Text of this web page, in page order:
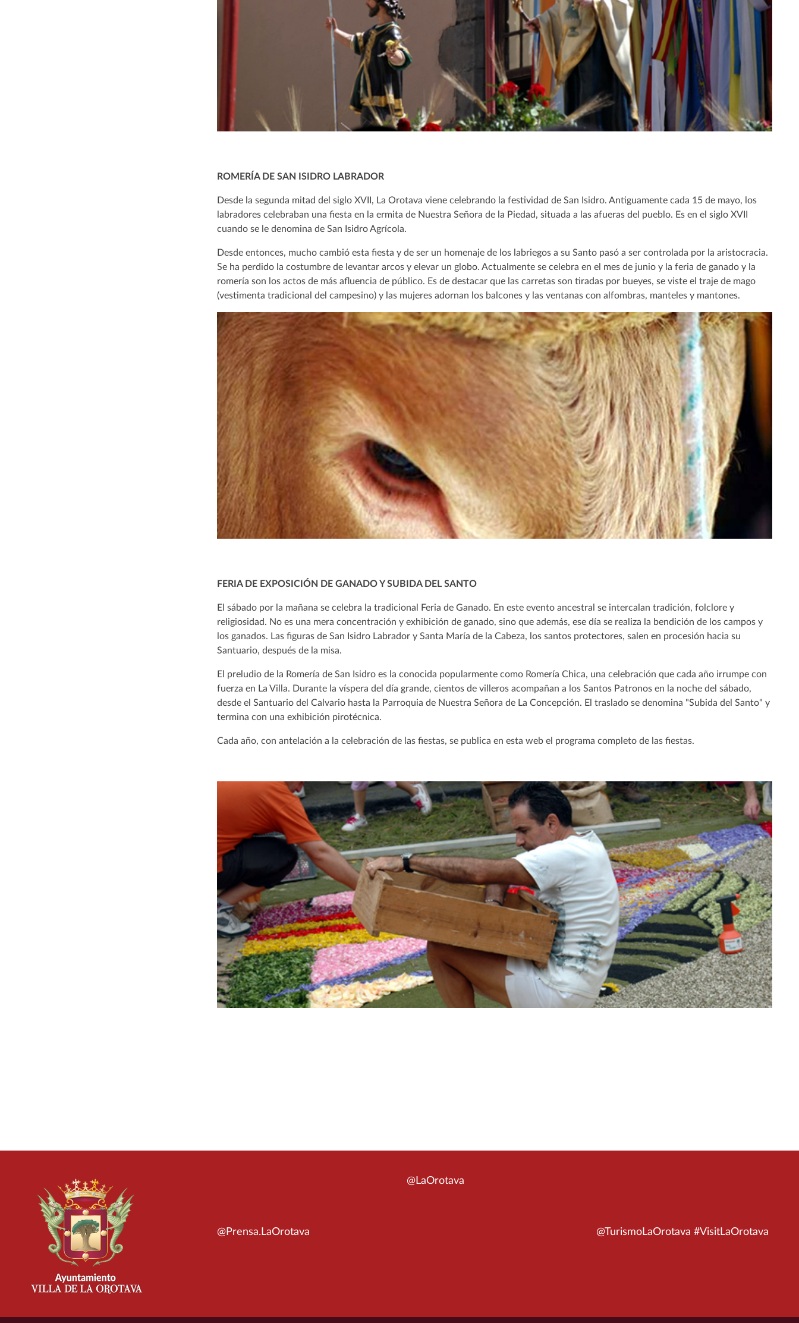
ROMERÍA DE SAN ISIDRO LABRADOR
Desde la segunda mitad del siglo XVII, La Orotava viene celebrando la festividad de San Isidro. Antiguamente cada 15 de mayo, los
labradores celebraban una fiesta en la ermita de Nuestra Señora de la Piedad, situada a las afueras del pueblo. Es en el siglo XVII
cuando se le denomina de San Isidro Agrícola.
Desde entonces, mucho cambió esta fiesta y de ser un homenaje de los labriegos a su Santo pasó a ser controlada por la aristocracia.
Se ha perdido la costumbre de levantar arcos y elevar un globo. Actualmente se celebra en el mes de junio y la feria de ganado y la
romería son los actos de más afluencia de público. Es de destacar que las carretas son tiradas por bueyes, se viste el traje de mago
(vestimenta tradicional del campesino) y las mujeres adornan los balcones y las ventanas con alfombras, manteles y mantones.
FERIA DE EXPOSICIÓN DE GANADO Y SUBIDA DEL SANTO
El sábado por la mañana se celebra la tradicional Feria de Ganado. En este evento ancestral se intercalan tradición, folclore y
religiosidad. No es una mera concentración y exhibición de ganado, sino que además, ese día se realiza la bendición de los campos y
los ganados. Las figuras de San Isidro Labrador y Santa María de la Cabeza, los santos protectores, salen en procesión hacia su
Santuario, después de la misa.
El preludio de la Romería de San Isidro es la conocida popularmente como Romería Chica, una celebración que cada año irrumpe con
fuerza en La Villa. Durante la víspera del día grande, cientos de villeros acompañan a los Santos Patronos en la noche del sábado,
desde el Santuario del Calvario hasta la Parroquia de Nuestra Señora de La Concepción. El traslado se denomina "Subida del Santo" y
termina con una exhibición pirotécnica.
Cada año, con antelación a la celebración de las fiestas, se publica en esta web el programa completo de las fiestas.
@Prensa.LaOrotava
@LaOrotava
@TurismoLaOrotava #VisitLaOrotava